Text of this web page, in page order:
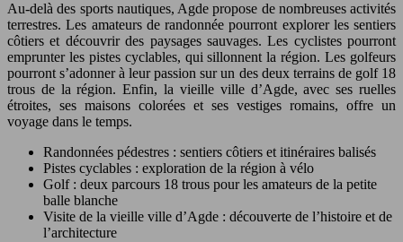
Au-delà des sports nautiques, Agde propose de nombreuses activités
terrestres. Les amateurs de randonnée pourront explorer les sentiers
côtiers et découvrir des paysages sauvages. Les cyclistes pourront
emprunter les pistes cyclables, qui sillonnent la région. Les golfeurs
pourront s’adonner à leur passion sur un des deux terrains de golf 18
trous de la région. Enfin, la vieille ville d’Agde, avec ses ruelles
étroites, ses maisons colorées et ses vestiges romains, offre un
voyage dans le temps.
Randonnées pédestres : sentiers côtiers et itinéraires balisés
Pistes cyclables : exploration de la région à vélo
Golf : deux parcours 18 trous pour les amateurs de la petite
balle blanche
Visite de la vieille ville d’Agde : découverte de l’histoire et de
l’architecture